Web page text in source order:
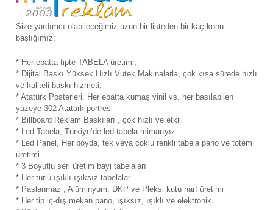
Size yardımcı olabileceğimiz uzun bir listeden bir kaç konu
başlığımız;
* Her ebatta tipte TABELA üretimi,
* Dijital Baskı Yüksek Hızlı Vutek Makinalarla, çok kısa sürede hızlı
ve kaliteli baskı hizmeti,
* Atatürk Posterleri, Her ebatta kumaş vinil vs. her basılabilen
yüzeye 302 Atatürk portresi
* Billboard Reklam Baskıları , çok hızlı ve etkili
* Led Tabela, Türkiye’de led tabela mimarıyız.
* Led Panel, Her boyda, tek veya çoklu renkli tabela pano ve totem
üretimi
* 3 Boyutlu seri üretim bayi tabelaları
* Her türlü ışıklı ışıksız tabelalar
* Paslanmaz , Alüminyum, DKP ve Pleksi kutu harf üretimi
* Her tip iç-dış mekan pano, ışıksız, ışıklı ve elektronik